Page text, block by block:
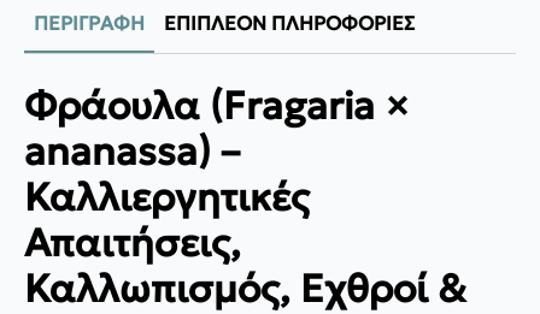
ΠΕΡΙΓΡΑΦΉ ΕΠΙΠΛΈΟΝ ΠΛΗΡΟΦΟΡΊΕΣ
Φράουλα (Fragaria ×
ananassa) –
Καλλιεργητικές
Απαιτήσεις,
Καλλωπισμός, Εχθροί &